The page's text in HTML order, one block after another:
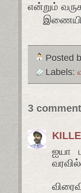
என்றும்
Posted
Labels:
3
ஐயா